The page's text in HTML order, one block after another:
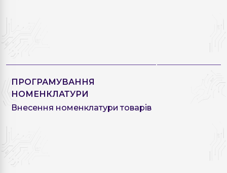
ПРОГРАМУВАННЯ
НОМЕНКЛАТУРИ
Внесення номенклатури товарів